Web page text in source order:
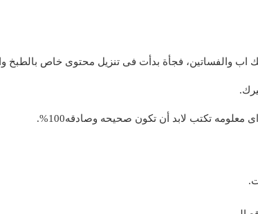
والفساتين، فجأة بدأت فى تنزيل محتوى خاص بالطبخ
تكتب لابد أن تكون صحيحه وصادقه100%.